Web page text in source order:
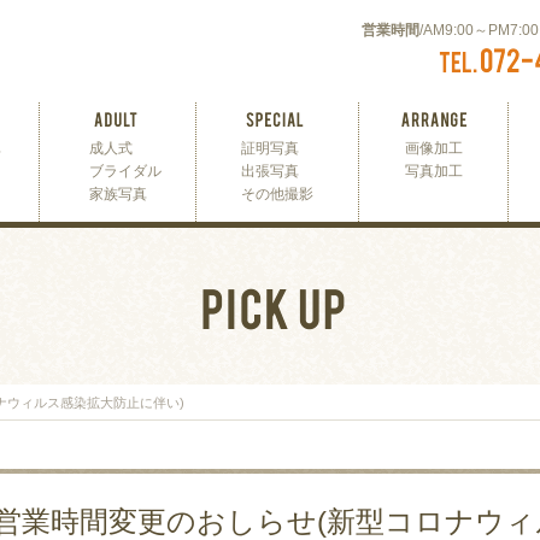
営業時間/AM9:00～
成人式
ブライダル
家族写真
証明写真
出張写真
その他撮影
画像加工
写真加工
ウィルス感染拡大防止に伴い)
業時間変更のおしらせ(新型コロナウ